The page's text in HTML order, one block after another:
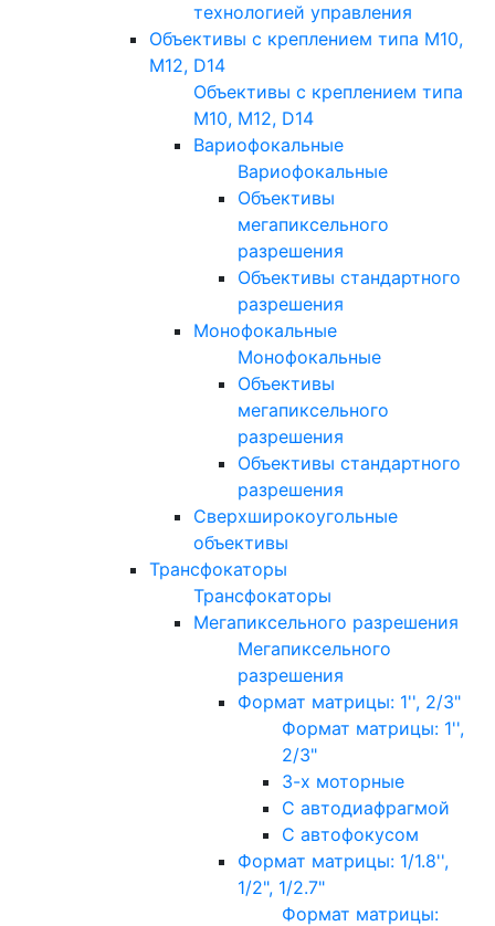
технологией управления
Объективы с креплением типа M10,
M12, D14
Объективы с креплением типа
M10, M12, D14
Вариофокальные
Вариофокальные
Объективы
мегапиксельного
разрешения
Объективы стандартного
разрешения
Монофокальные
Монофокальные
Объективы
мегапиксельного
разрешения
Объективы стандартного
разрешения
Сверхширокоугольные
объективы
Трансфокаторы
Трансфокаторы
Мегапиксельного разрешения
Мегапиксельного
разрешения
Формат матрицы: 1'', 2/3"
Формат матрицы: 1'',
2/3"
3-х моторные
С автодиафрагмой
С автофокусом
Формат матрицы: 1/1.8'',
1/2", 1/2.7"
Формат матрицы: